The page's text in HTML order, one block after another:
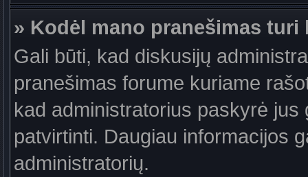
» Kodėl mano pranešimas
Gali būti, kad diskusijų
pranešimas forume kuriame
kad administratorius paskyrė
patvirtinti. Daugiau informacijos
administratorių.